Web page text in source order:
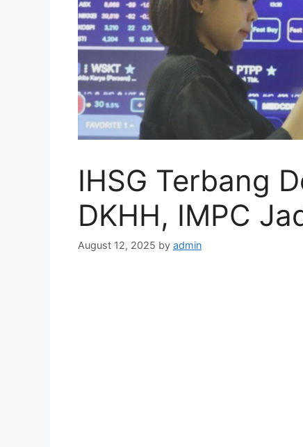
IHSG Terbang
DKHH, IMPC
August 12, 2025 by admin